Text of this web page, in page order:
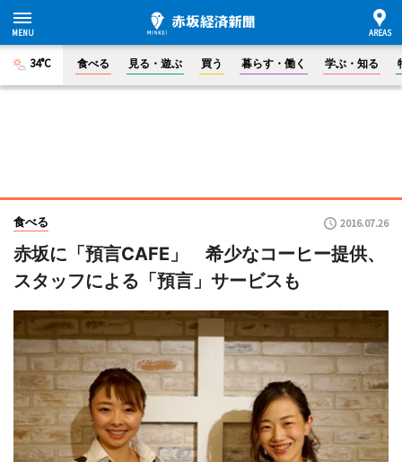
34°C 食べる 見る・遊ぶ 買う 暮らす・働く 学ぶ・知る
食べる 2016.07.26
赤坂に「預言CAFE」 希少なコーヒー提供、
スタッフによる「預言」サービスも